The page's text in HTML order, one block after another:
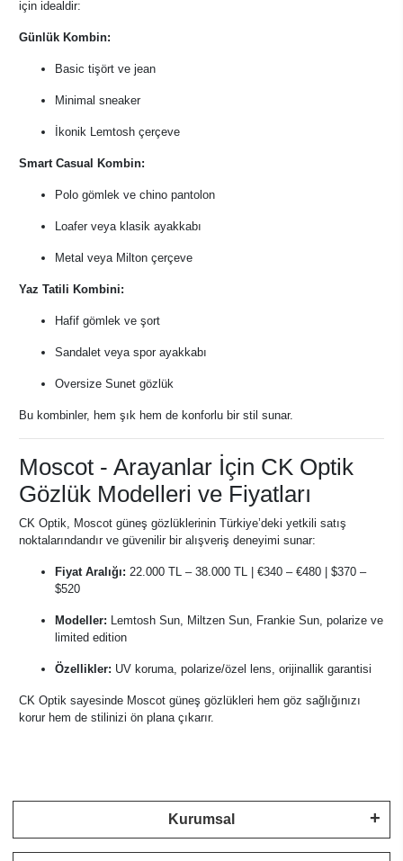
için idealdir:
Günlük Kombin:
Basic tişört ve jean
Minimal sneaker
İkonik Lemtosh çerçeve
Smart Casual Kombin:
Polo gömlek ve chino pantolon
Loafer veya klasik ayakkabı
Metal veya Milton çerçeve
Yaz Tatili Kombini:
Hafif gömlek ve şort
Sandalet veya spor ayakkabı
Oversize Sunet gözlük
Bu kombinler, hem şık hem de konforlu bir stil sunar.
Moscot - Arayanlar İçin CK Optik
Gözlük Modelleri ve Fiyatları
CK Optik, Moscot güneş gözlüklerinin Türkiye’deki yetkili satış
noktalarındandır ve güvenilir bir alışveriş deneyimi sunar:
Fiyat Aralığı: 22.000 TL – 38.000 TL | €340 – €480 | $370 –
$520
Modeller: Lemtosh Sun, Miltzen Sun, Frankie Sun, polarize ve
limited edition
Özellikler: UV koruma, polarize/özel lens, orijinallik garantisi
CK Optik sayesinde Moscot güneş gözlükleri hem göz sağlığınızı
korur hem de stilinizi ön plana çıkarır.
Kurumsal